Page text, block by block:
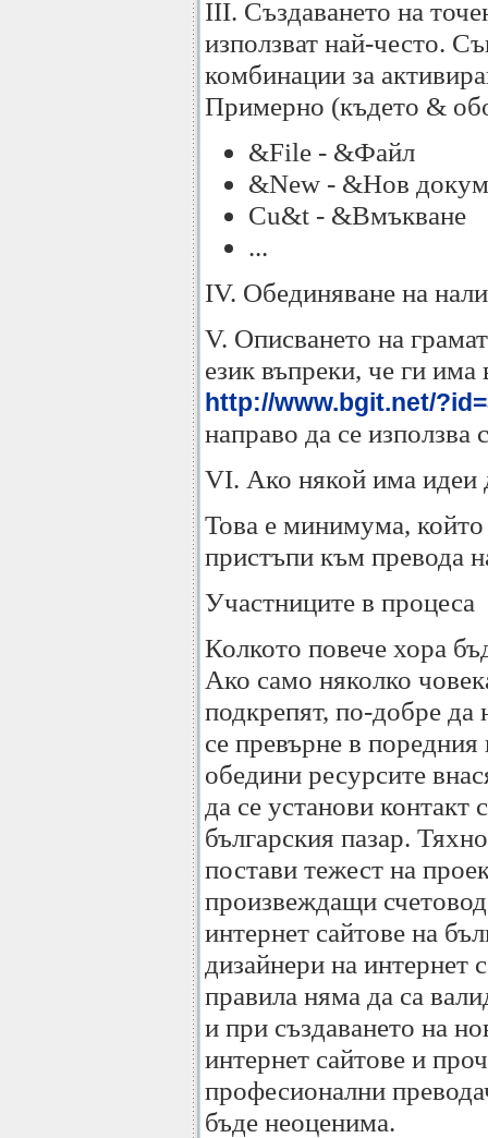
III. Създаването на
използват най-често.
комбинации за
Примерно (където &
&File - &Файл
&New - &Нов
Cu&t - &Вмъкване
...
IV. Обединяване на
V. Описването на
език въпреки, че ги
http://www.bgit.net/
направо да се използва
VI. Ако някой има идеи
Това е минимума,
пристъпи към превода
Участниците в процеса
Колкото повече хора
Ако само няколко
подкрепят, по-добре да
се превърне в поредния
обедини ресурсите
да се установи
българския пазар.
постави тежест на
произвеждащи
интернет сайтове на
дизайнери на интернет
правила няма да са
и при създаването на
интернет сайтове и
професионални
бъде неоценима.